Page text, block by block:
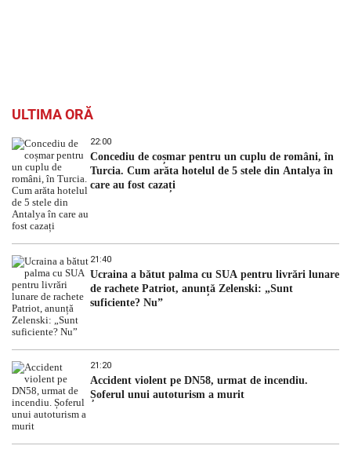
ULTIMA ORĂ
22:00
Concediu de coșmar pentru un cuplu de români, în
Turcia. Cum arăta hotelul de 5 stele din Antalya în
care au fost cazați
21:40
Ucraina a bătut palma cu SUA pentru livrări lunare
de rachete Patriot, anunță Zelenski: „Sunt
suficiente? Nu”
21:20
Accident violent pe DN58, urmat de incendiu.
Șoferul unui autoturism a murit